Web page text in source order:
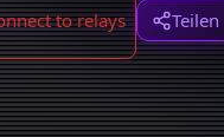
Teilen